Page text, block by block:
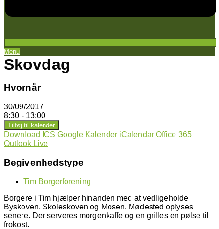
Menu
Skovdag
Hvornår
30/09/2017
8:30 - 13:00
Tilføj til kalender
Download ICS Google Kalender iCalendar Office 365
Outlook Live
Begivenhedstype
Tim Borgerforening
Borgere i Tim hjælper hinanden med at vedligeholde
Byskoven, Skoleskoven og Mosen. Mødested oplyses
senere. Der serveres morgenkaffe og en grilles en pølse til
frokost.